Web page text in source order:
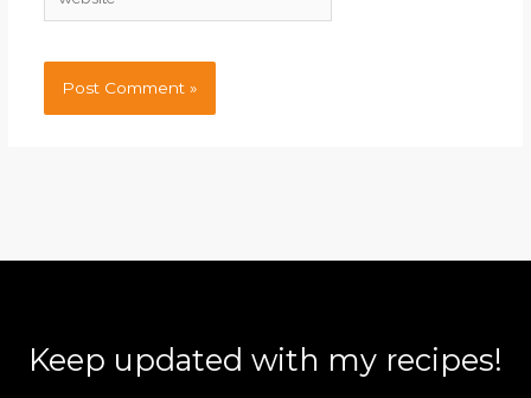
Keep updated with my recipes!